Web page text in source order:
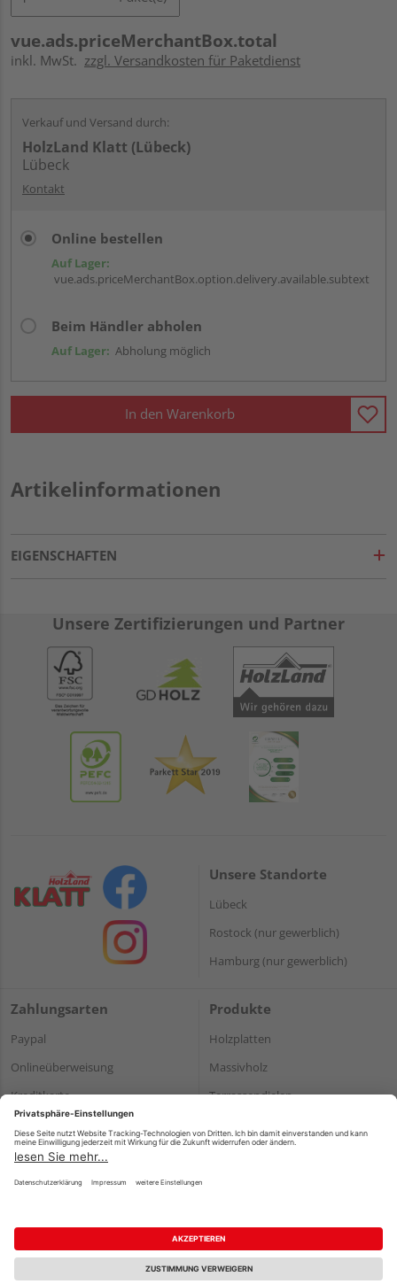
vue.ads.priceMerchantBox.total
inkl. MwSt. zzgl. Versandkosten für Paketdienst
Verkauf und Versand durch:
HolzLand Klatt (Lübeck)
Lübeck
Kontakt
Online bestellen
Auf Lager:
vue.ads.priceMerchantBox.option.delivery.available.subtext
Beim Händler abholen
Auf Lager: Abholung möglich
In den Warenkorb
Artikelinformationen
EIGENSCHAFTEN
Unsere Zertifizierungen und Partner
Unsere Standorte
Lübeck
Rostock (nur gewerblich)
Hamburg (nur gewerblich)
Zahlungsarten
Paypal
Onlineüberweisung
Kreditkarte
*Bonität vorausgesetzt
Produkte
Holzplatten
Massivholz
Terrassendielen
Impressum Datenschutz AGB
Barrierefreiheitserklärung
Vertrag widerrufen